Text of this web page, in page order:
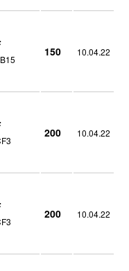
150 10.04.22
200 10.04.22
200 10.04.22